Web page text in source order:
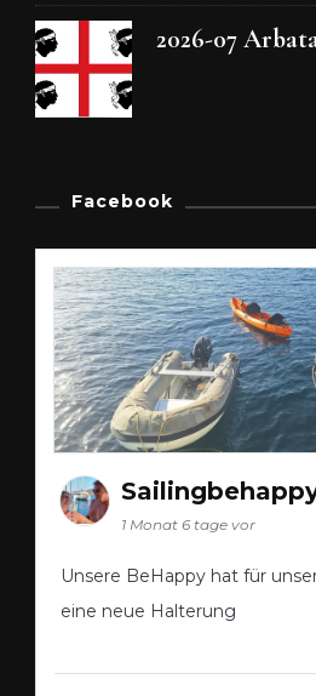
2026-07
Facebook
1 Monat 6 tage vor
Unsere BeHappy hat für
eine neue Halterung